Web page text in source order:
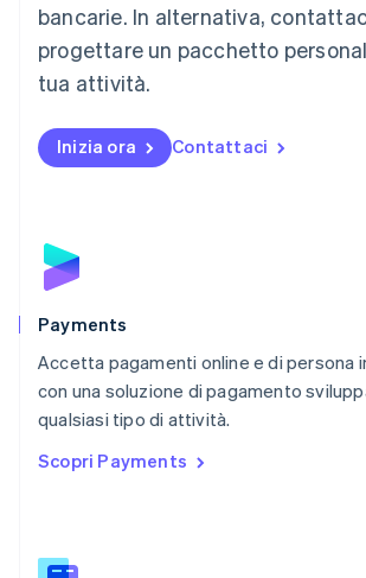
bancarie. In alternativa,
progettare un pacchetto
tua attività.
Inizia ora Contattaci
Payments
Accetta pagamenti online e di persona
con una soluzione di pagamento
qualsiasi tipo di attività.
Scopri Payments
Malta
Messico
EspañolEnglish
English
Nuova Zelanda
Polonia
English
Português
English简体中文
Regno Unito
English
English
English